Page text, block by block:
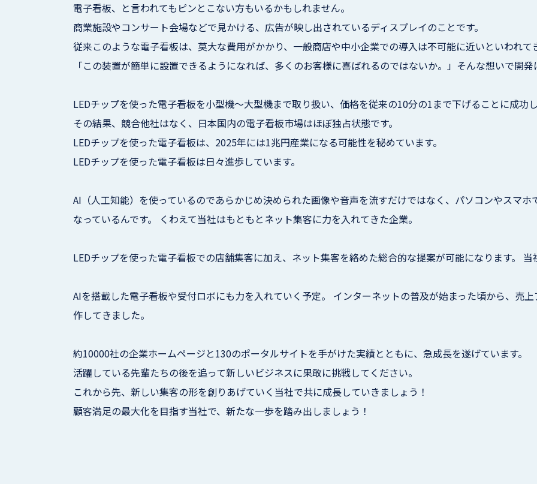
電子看板、と言われてもピンとこない方もいるかもしれません。
商業施設やコンサート会場などで見かける、広告が映し出されているディスプレイのことです。
従来このような電子看板は、莫大な費用がかかり、一般商店や中小企業での導入は不可能に近いといわれて
「この装置が簡単に設置できるようになれば、多くのお客様に喜ばれるのではないか。」そんな想いで開
LEDチップを使った電子看板を小型機～大型機まで取り扱い、価格を従来の10分の1まで下げることに成功
その結果、競合他社はなく、日本国内の電子看板市場はほぼ独占状態です。
LEDチップを使った電子看板は、2025年には1兆円産業になる可能性を秘めています。
LEDチップを使った電子看板は日々進歩しています。
AI（人工知能）を使っているのであらかじめ決められた画像や音声を流すだけではなく、パソコンやスマ
なっているんです。 くわえて当社はもともとネット集客に力を入れてきた企業。
LEDチップを使った電子看板での店舗集客に加え、ネット集客を絡めた総合的な提案が可能になります。
AIを搭載した電子看板や受付ロボにも力を入れていく予定。 インターネットの普及が始まった頃から、売
作してきました。
約10000社の企業ホームページと130のポータルサイトを手がけた実績とともに、急成長を遂げています。
活躍している先輩たちの後を追って新しいビジネスに果敢に挑戦してください。
これから先、新しい集客の形を創りあげていく当社で共に成長していきましょう！
顧客満足の最大化を目指す当社で、新たな一歩を踏み出しましょう！